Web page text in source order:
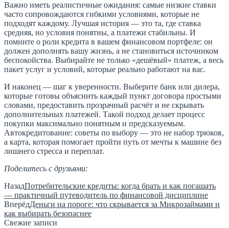
Важно иметь реалистичные ожидания: самые низкие ставки
часто сопровождаются гибкими условиями, которые не
подходят каждому. Лучшая история — это та, где ставка
средняя, но условия понятны, а платежи стабильны. И
помните о роли кредита в вашем финансовом портфеле: он
должен дополнять вашу жизнь, а не становиться источником
беспокойства. Выбирайте не только «дешёвый» платеж, а весь
пакет услуг и условий, которые реально работают на вас.
И наконец — шаг к уверенности. Выберите банк или дилера,
которые готовы объяснить каждый пункт договора простыми
словами, предоставить прозрачный расчёт и не скрывать
дополнительных платежей. Такой подход делает процесс
покупки максимально понятным и предсказуемым.
Автокредитование: советы по выбору — это не набор трюков,
а карта, которая помогает пройти путь от мечты к машине без
лишнего стресса и переплат.
Поделитесь с друзьями:
НазадПотребительские кредиты: когда брать и как погашать
— практичный путеводитель по финансовой дисциплине
ВперёдДеньги на пороге: что скрывается за Микрозаймами и
как выбирать безопаснее
Свежие записи